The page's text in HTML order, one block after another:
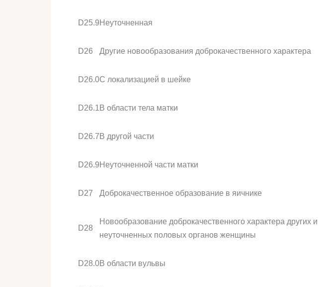
D25.9 Неуточненная
D26 Другие новообразования доброкачественного характера
D26.0С локализацией в шейке
D26.1 В области тела матки
D26.7 В другой части
D26.9 Неуточненной части матки
D27 Доброкачественное образование в яичнике
D28
Новообразование доброкачественного характера других и
неуточненных половых органов женщины
D28.0В области вульвы